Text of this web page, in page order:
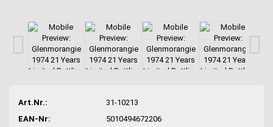
Art.Nr.:
31-10213
EAN-Nr:
5010494672206